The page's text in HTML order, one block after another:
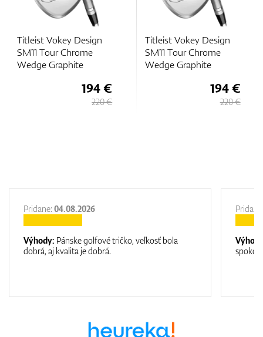
Titleist Vokey Design
SM11 Tour Chrome
Wedge Graphite
194 €
220 €
Titleist Vokey Design
SM11 Tour Chrome
Wedge Graphite
194 €
220 €
Pridane: 04.08.2026
Výhody: Pánske golfové tričko, veľkosť bola
dobrá, aj kvalita je dobrá.